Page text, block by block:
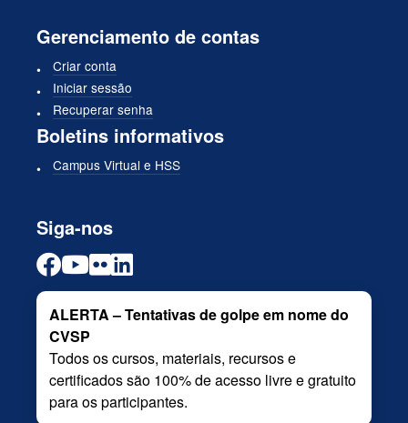
Gerenciamento de contas
Criar conta
Iniciar sessão
Recuperar senha
Boletins informativos
Campus Virtual e HSS
Siga-nos
ALERTA – Tentativas de golpe em nome do
CVSP
Todos os cursos, materiais, recursos e
certificados são 100% de acesso livre e gratuito
para os participantes.